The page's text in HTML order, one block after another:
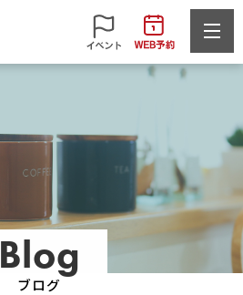
Blog
ブログ